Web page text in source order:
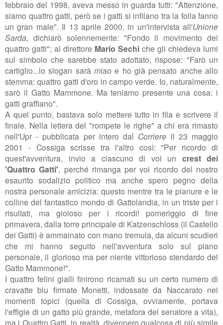
febbraio del 1998, aveva messo in guarda tutti: "Attenzione,
siamo quattro gatti, però se i gatti si infilano tra la folla fanno
un gran male". Il 13 aprile 2000, in un'intervista all'Unione
Sarda, dichiarò solennemente: "Fondo il movimento dei
quattro gatti"; al direttore Mario Sechi che gli chiedeva lumi
sul simbolo che sarebbe stato adottato, rispose: "Farò un
cartiglio...lo slogan sarà miao e ho già pensato anche allo
stemma: quattro gatti d'oro in campo verde. Io, naturalmente,
sarò il Gatto Mammone. Ma teniamo presente una cosa: i
gatti graffiano".
A quel punto, bastava solo mettere tutto in fila e scrivere il
finale. Nella lettera del "rompete le righe" a chi era rimasto
nell'Upr - pubblicata per intero dal Corriere il 23 maggio
2001 - Cossiga scrisse tra l'altro così: "Per ricordo di
quest'avventura, invio a ciascuno di voi un crest dei
'Quattro Gatti', perché rimanga per voi ricordo del nostro
esaurito sodalizio politico ma anche spero pegno della
nostra personale amicizia: questo mentre tra le pianure e le
colline del fantastico mondo di Gattolandia, in un triste per i
risultati, ma gioioso per i ricordi! pomeriggio di fine
primavera, dalla torre principale di Katzenschloss (il Castello
dei Gatti) è ammainato con mano tremula, da alcuni scudieri
che mi hanno seguito nell'avventura solo sul piano
personale, il glorioso ma per niente vittorioso stendardo del
Gatto Mammone!".
I quattro felini gialli finirono ricamati su un certo numero di
cravatte blu firmate Monetti, indossate da Naccarato nei
momenti topici (quella di Cossiga, ovviamente, portava
l'effigie di un gatto più grande, metafora del senatore a vita),
ma i Quattro Gatti, in realtà, divennero qualcosa di più simile